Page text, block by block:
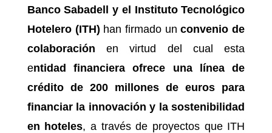
Banco Sabadell y el Instituto Tecnológico
Hotelero (ITH) han firmado unconvenio de
colaboración en virtud del cual esta
entidad financiera ofrece una línea de
crédito de 200 millones de euros para
financiar la innovación y la sostenibilidad
en hoteles, a través de proyectos que ITH